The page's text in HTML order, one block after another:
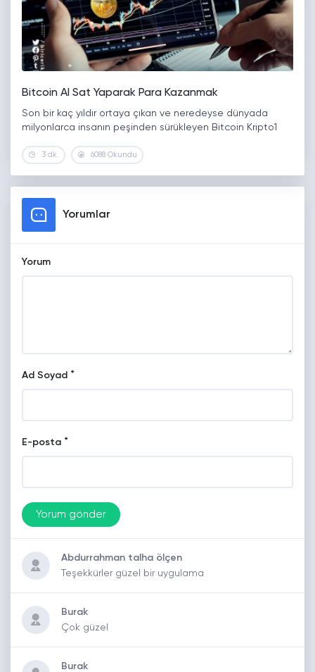
Bitcoin Al Sat Yaparak Para Kazanmak
Son bir kaç yıldır ortaya çıkan ve neredeyse dünyada
milyonlarca insanın peşinden sürükleyen Bitcoin Kripto1
3 dk. 6088 Okundu
Yorumlar
Yorum
Ad Soyad *
E-posta *
Abdurrahman talha ölçen
Teşekkürler güzel bir uygulama
Burak
Çok güzel
Burak